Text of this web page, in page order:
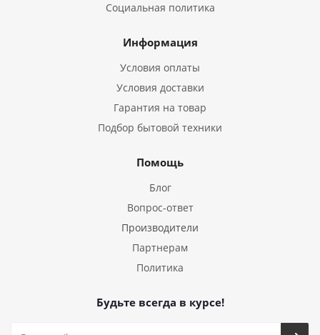
Социальная политика
Информация
Условия оплаты
Условия доставки
Гарантия на товар
Подбор бытовой техники
Помощь
Блог
Вопрос-ответ
Производители
Партнерам
Политика
Будьте всегда в курсе!